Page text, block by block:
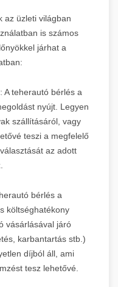
az üzleti világban
is számos
járhat a
A teherautó bérlés a
nyújt. Legyen
szállításáról, vagy
teszi a megfelelő
az adott
bérlés a
költséghatékony
vásárlásával járó
karbantartás stb.)
díjból áll, ami
tesz lehetővé.